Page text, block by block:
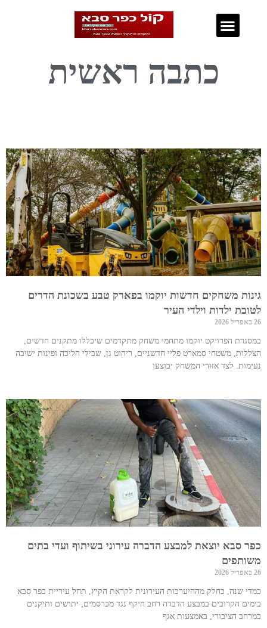
כתבה ראשית
גינות משחקים חדשות יוקמו בפארק טבע בשכונת הדרים
לטובת ילדות וילדי העיר
26 באפריל 2026
במסגרת הפרויקט יוקמו מתחמי משחק מתקדמים שיכללו מתקנים חדשים,
הצללות, משטחי סמארט פליי חדשניים, ריהוט גן, שבילי הליכה ופינות ישיבה
נעימות. לצד אזורי המשחק יבוצעו
כפר סבא יוצאת למבצע הדברה עירוני בשיתוף ועדי בתים
משותפים
26 באפריל 2026
כמדי שנה, כחלק מההיערכות העירונית לקראת הקיץ, תחל עיריית כפר סבא
בימים הקרובים במבצע הדברה רחב היקף נגד מכרסמים, יתושים ותיקנים
במרחב הציבורי, באמצעות אגף